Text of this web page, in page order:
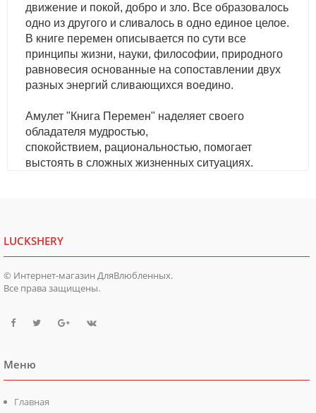
движение и покой, добро и зло. Все образовалось
одно из другого и сливалось в одно единое целое.
В книге перемен описывается по сути все
принципы жизни, науки, философии, природного
равновесия основанные на сопоставлении двух
разных энергий сливающихся воедино.
Амулет "Книга Перемен" наделяет своего
обладателя мудростью,
спокойствием, рациональностью, помогает
выстоять в сложных жизненных ситуациях.
LUCKSHERY
© Интернет-магазин ДляВлюбленных.
Все права защищены.
Меню
Главная